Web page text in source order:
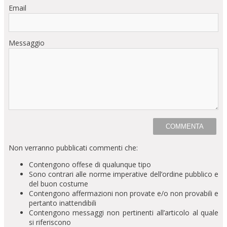
Email
Messaggio
Non verranno pubblicati commenti che:
Contengono offese di qualunque tipo
Sono contrari alle norme imperative dell’ordine pubblico e
del buon costume
Contengono affermazioni non provate e/o non provabili e
pertanto inattendibili
Contengono messaggi non pertinenti all’articolo al quale
si riferiscono